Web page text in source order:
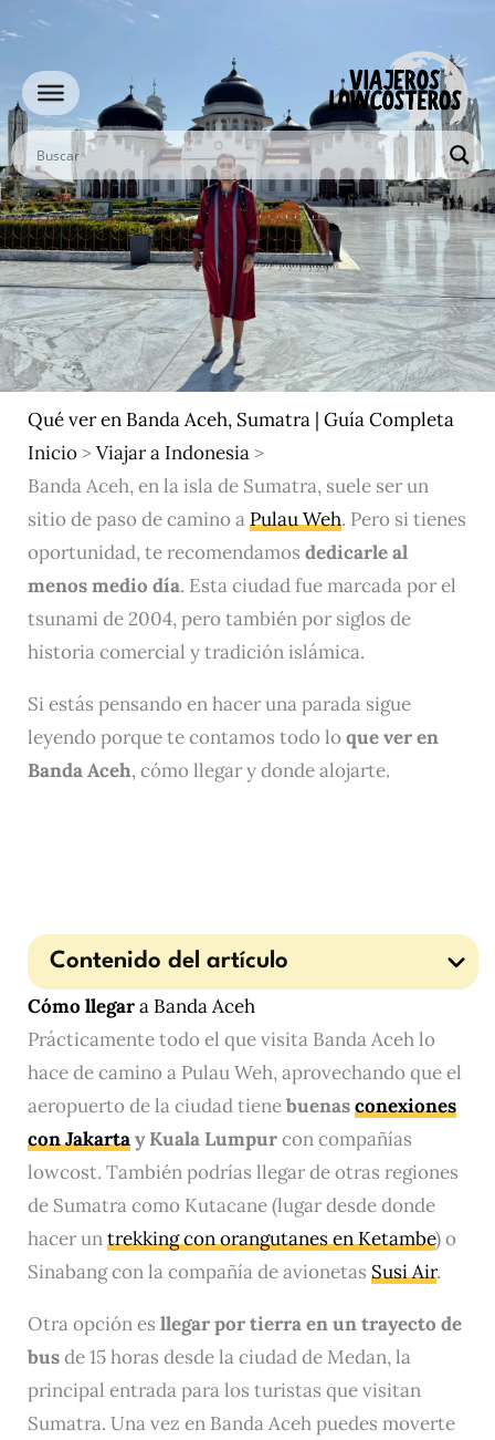
al
contenido
Qué ver en Banda Aceh, Sumatra | Guía Completa
Inicio>Viajar a Indonesia>
Banda Aceh, en la isla de Sumatra, suele ser un
sitio de paso de camino aPulau Weh. Pero si tienes
oportunidad, te recomendamos dedicarle al
menos medio día. Esta ciudad fue marcada por el
tsunami de 2004, pero también por siglos de
historia comercial y tradición islámica.
Si estás pensando en hacer una parada sigue
leyendo porque te contamos todo loque ver en
Banda Aceh, cómo llegar y donde alojarte.
Contenido del artículo
Cómo llegara Banda Aceh
Prácticamente todo el que visita Banda Aceh lo
hace de camino a Pulau Weh, aprovechando que el
aeropuerto de la ciudad tienebuenasconexiones
con Jakartay Kuala Lumpurcon compañías
lowcost. También podrías llegar de otras regiones
de Sumatra como Kutacane (lugar desde donde
hacer untrekking con orangutanes en Ketambe) o
Sinabang con la compañía de avionetas Susi Air.
Otra opción es llegar por tierra en un trayecto de
busde 15 horas desde la ciudad de Medan, la
principal entrada para los turistas que visitan
Sumatra. Una vez en Banda Aceh puedes moverte